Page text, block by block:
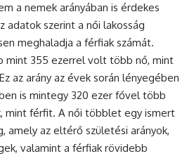
a nemek arányában is érdekes
adatok szerint a női lakosság
meghaladja a férfiak számát.
mint 355 ezerrel volt több nő, mint
az arány az évek során lényegében
is mintegy 320 ezer fővel több
mint férfit. A női többlet egy ismert
amely az eltérő születési arányok,
valamint a férfiak rövidebb